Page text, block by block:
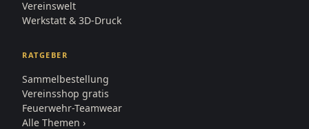
Vereinswelt
Werkstatt & 3D-Druck
RATGEBER
Sammelbestellung
Vereinsshop gratis
Feuerwehr-Teamwear
Alle Themen ›